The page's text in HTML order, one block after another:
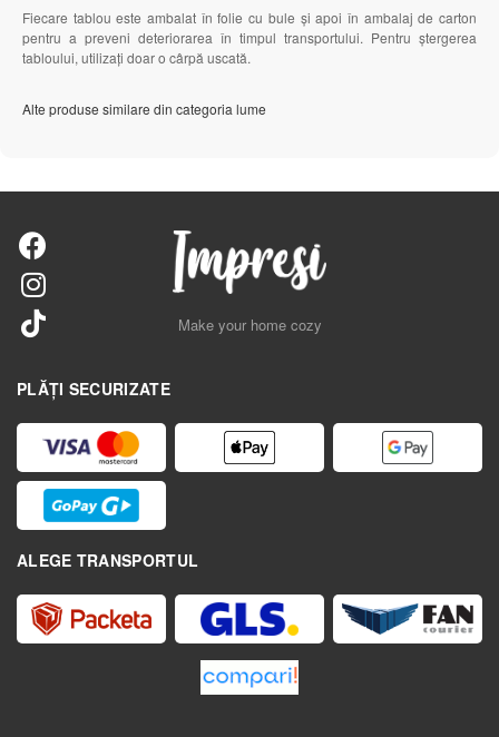
Fiecare tablou este ambalat în folie cu bule și apoi în ambalaj de carton
pentru a preveni deteriorarea în timpul transportului. Pentru ștergerea
tabloului, utilizați doar o cârpă uscată.
Alte produse similare din categoria lume
Make your home cozy
PLĂȚI SECURIZATE
ALEGE TRANSPORTUL